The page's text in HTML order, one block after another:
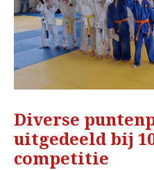
Diverse
uitgedeeld bij
competitie